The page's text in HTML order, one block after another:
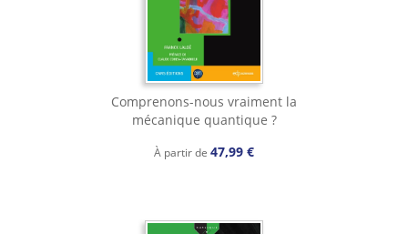
Comprenons-nous vraiment la
mécanique quantique ?
À partir de 47,99 €